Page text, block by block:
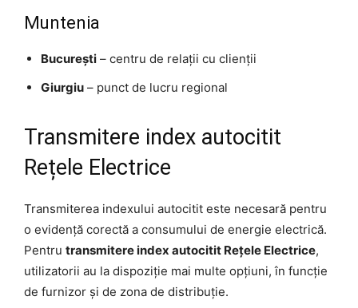
Muntenia
București – centru de relații cu clienții
Giurgiu – punct de lucru regional
Transmitere index autocitit
Rețele Electrice
Transmiterea indexului autocitit este necesară pentru
o evidență corectă a consumului de energie electrică.
Pentru transmitere index autocitit Rețele Electrice,
utilizatorii au la dispoziție mai multe opțiuni, în funcție
de furnizor și de zona de distribuție.